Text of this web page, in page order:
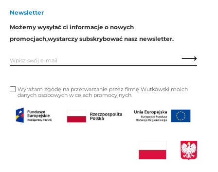
Newsletter
Możemy wysyłać ci informacje o nowych
promocjach,wystarczy subskrybować nasz newsletter.
Wyrażam zgodę na przetwarzanie przez firmę Wutkowski moich
danych osobowych w celach promocyjnych.